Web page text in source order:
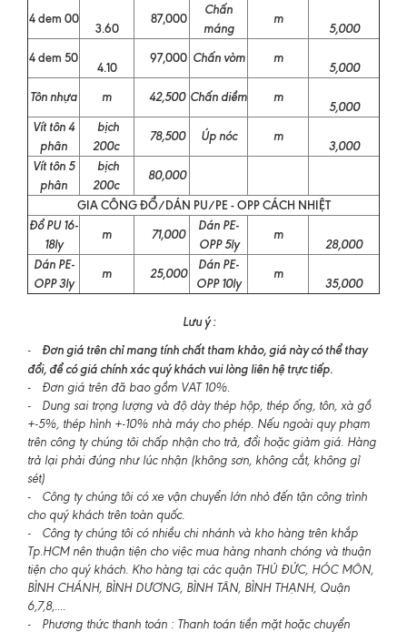
4 dem 00
3.60
87,000
Chấn
máng
m
5,000
4 dem 50
4.10
97,000 Chấn vòm m
5,000
Tôn nhựa
m 42,500 Chấn diềm m
5,000
Vít tôn 4
phân
bịch
200c
78,500 Úp nóc m
3,000
Vít tôn 5
phân
bịch
200c
80,000
GIA CÔNG ĐỔ/DÁN PU/PE - OPP CÁCH NHIỆT
Đổ PU 16-
18ly
m 71,000
Dán PE-
OPP 5ly
m
28,000
Dán PE-
OPP 3ly
m 25,000
Dán PE-
OPP 10ly
m
35,000
Lưu ý :
- Đơn giá trên chỉ mang tính chất tham khảo, giá này có thể thay
đổi, để có giá chính xác quý khách vui lòng liên hệ trực tiếp.
- Đơn giá trên đã bao gồm VAT 10%.
- Dung sai trọng lượng và độ dày thép hộp, thép ống, tôn, xà gồ
+-5%, thép hình +-10% nhà máy cho phép. Nếu ngoài quy phạm
trên công ty chúng tôi chấp nhận cho trả, đổi hoặc giảm giá. Hàng
trả lại phải đúng như lúc nhận (không sơn, không cắt, không gỉ
sét)
- Công ty chúng tôi có xe vận chuyển lớn nhỏ đến tận công trình
cho quý khách trên toàn quốc.
- Công ty chúng tôi có nhiều chi nhánh và kho hàng trên khắp
Tp.HCM nên thuận tiện cho việc mua hàng nhanh chóng và thuận
tiện cho quý khách. Kho hàng tại các quận THỦ ĐỨC, HÓC MÔN,
BÌNH CHÁNH, BÌNH DƯƠNG, BÌNH TÂN, BÌNH THẠNH, Quận
6,7,8,....
- Phương thức thanh toán : Thanh toán tiền mặt hoặc chuyển